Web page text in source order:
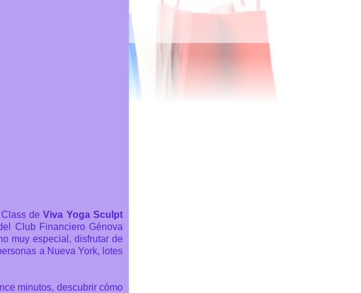
Class deViva Yoga Sculpt
Club Financiero Génova
muy especial, disfrutar de
a Nueva York, lotes
minutos, descubrir cómo